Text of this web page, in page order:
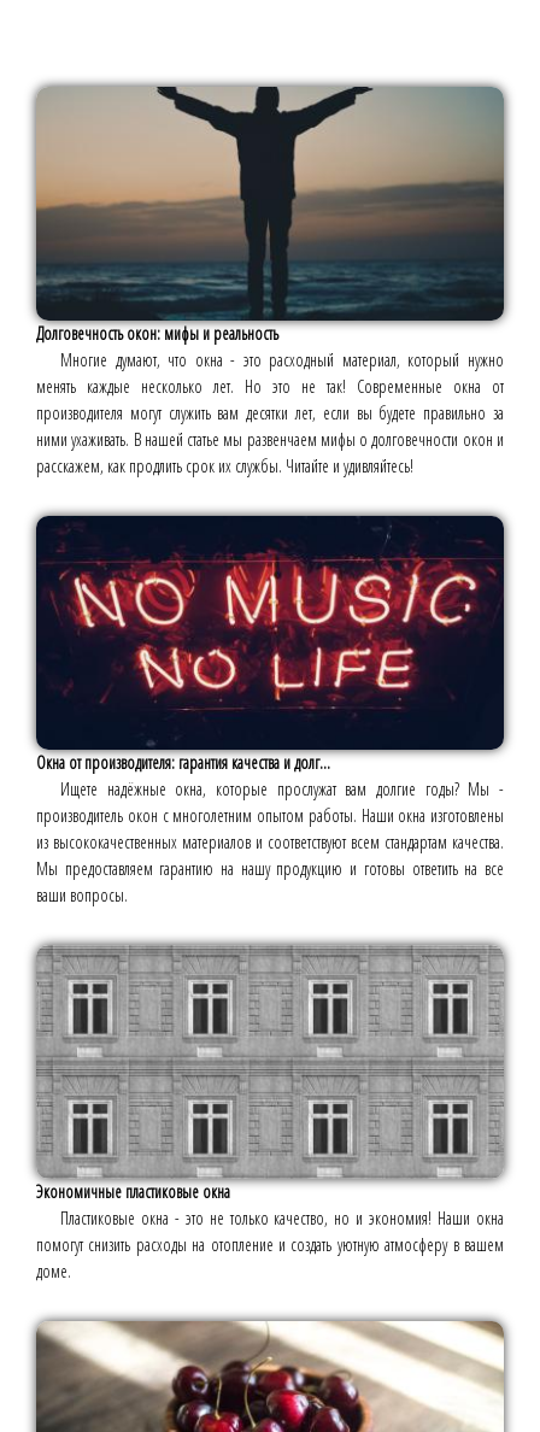
Долговечность окон: мифы и реальность
Многие думают, что окна - это расходный материал, который нужно
менять каждые несколько лет. Но это не так! Современные окна от
производителя могут служить вам десятки лет, если вы будете правильно за
ними ухаживать. В нашей статье мы развенчаем мифы о долговечности окон и
расскажем, как продлить срок их службы. Читайте и удивляйтесь!
Окна от производителя: гарантия качества и долг...
Ищете надёжные окна, которые прослужат вам долгие годы? Мы -
производитель окон с многолетним опытом работы. Наши окна изготовлены
из высококачественных материалов и соответствуют всем стандартам качества.
Мы предоставляем гарантию на нашу продукцию и готовы ответить на все
ваши вопросы.
Экономичные пластиковые окна
Пластиковые окна - это не только качество, но и экономия! Наши окна
помогут снизить расходы на отопление и создать уютную атмосферу в вашем
доме.